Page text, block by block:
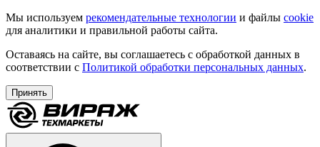
Мы используем рекомендательные технологии и файлы cookie
для аналитики и правильной работы сайта.
Оставаясь на сайте, вы соглашаетесь с обработкой данных в
соответствии с Политикой обработки персональных данных.
Принять